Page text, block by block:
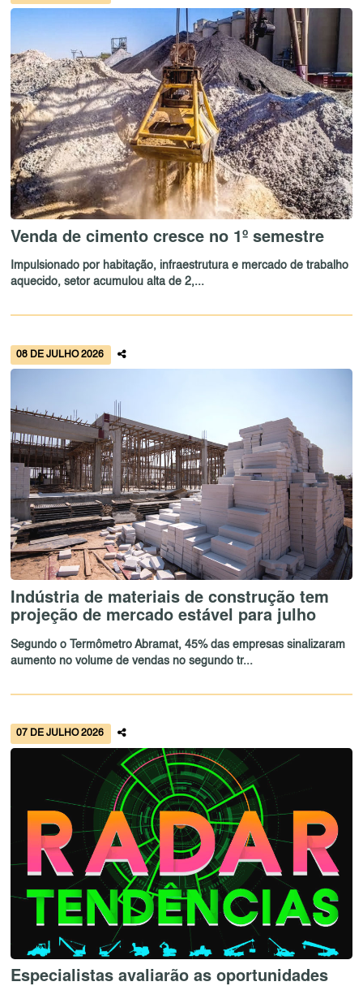
Venda de cimento cresce no 1º semestre
Impulsionado por habitação, infraestrutura e mercado de trabalho
aquecido, setor acumulou alta de 2,...
08 DE JULHO 2026
Indústria de materiais de construção tem
projeção de mercado estável para julho
Segundo o Termômetro Abramat, 45% das empresas sinalizaram
aumento no volume de vendas no segundo tr...
07 DE JULHO 2026
Especialistas avaliarão as oportunidades